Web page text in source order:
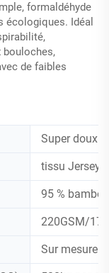
formaldéhyde
écologiques. Idéal
bouloches,
de faibles
Super doux
tissu Jersey
95 %
220GSM/
Sur mesure